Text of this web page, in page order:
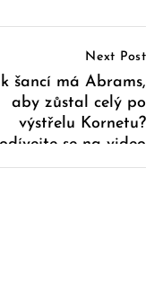
Next Post
šancí má Abrams,
aby zůstal celý po
výstřelu Kornetu?
se na video